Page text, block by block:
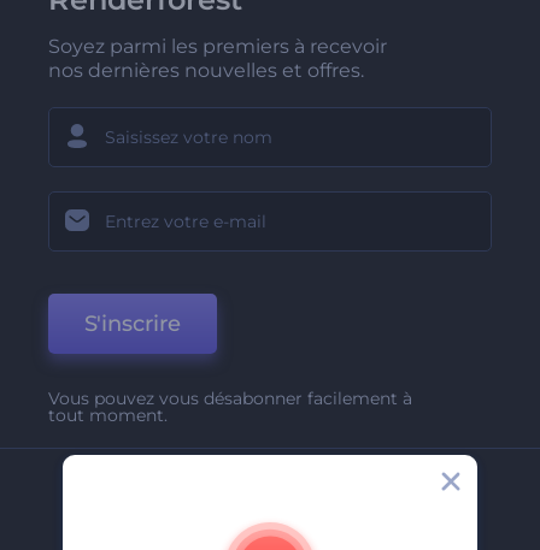
Soyez parmi les premiers à recevoir
nos dernières nouvelles et offres.
S'inscrire
Vous pouvez vous désabonner facilement à
tout moment.
A Propos De Nous